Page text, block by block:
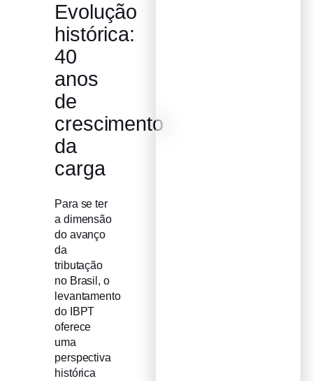
Evolução
histórica:
40
anos
de
crescimento
da
carga
Para se ter
a dimensão
do avanço
da
tributação
no Brasil, o
levantamento
do IBPT
oferece
uma
perspectiva
histórica